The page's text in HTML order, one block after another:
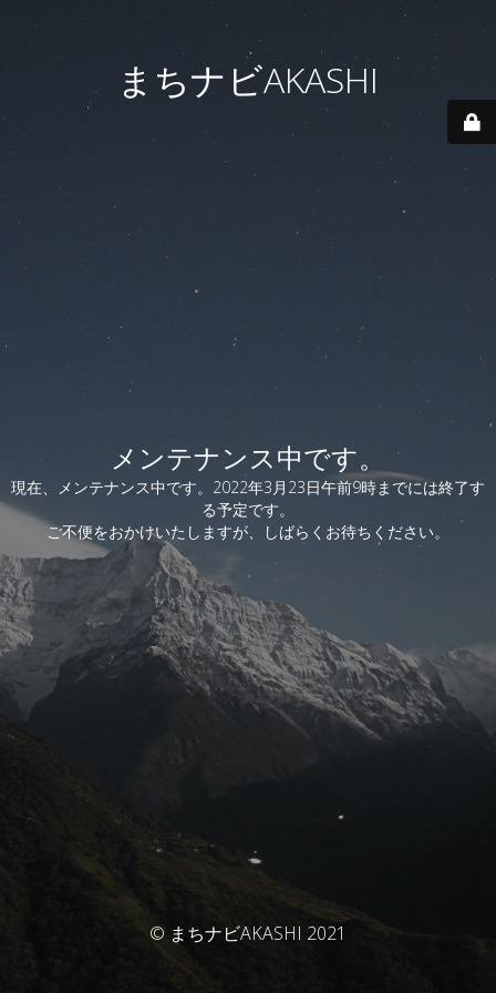
まちナビAKASHI
メンテナンス中です。
現在、メンテナンス中です。2022年3月23日午前9時までには終了す
る予定です。
ご不便をおかけいたしますが、しばらくお待ちください。
© まちナビAKASHI 2021